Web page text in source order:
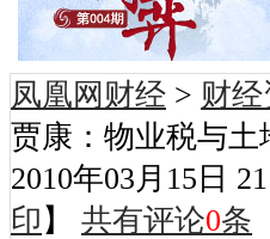
凤凰网财经 > 财
贾康：物业税与
2010年03月15日
印 】 共有评论0条